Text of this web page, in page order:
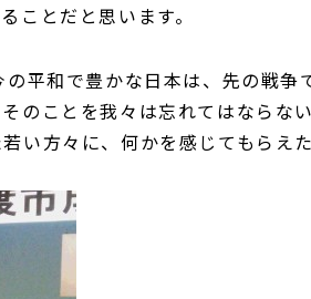
ことだと思います。
平和で豊かな日本は、先の戦争
のことを我々は忘れてはならな
い方々に、何かを感じてもらえた